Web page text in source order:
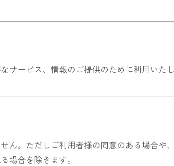
サービス、情報のご提供のために利用いたし
。ただしご利用者様の同意のある場合や
場合を除きます。